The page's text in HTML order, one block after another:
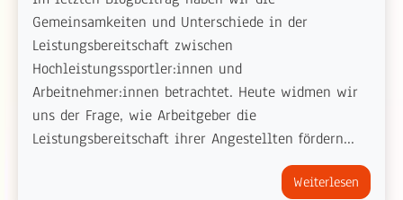
Gemeinsamkeiten und Unterschiede in der
Leistungsbereitschaft zwischen
Hochleistungssportler:innen und
Arbeitnehmer:innen betrachtet. Heute widmen wir
uns der Frage, wie Arbeitgeber die
Leistungsbereitschaft ihrer Angestellten fördern...
Weiterlesen